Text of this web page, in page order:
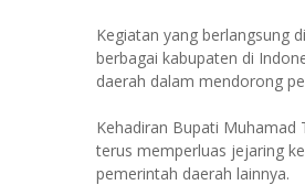
Kegiatan yang berlangsung
berbagai kabupaten di
daerah dalam mendorong
Kehadiran Bupati Muhamad
terus memperluas jejaring
pemerintah daerah lainnya.